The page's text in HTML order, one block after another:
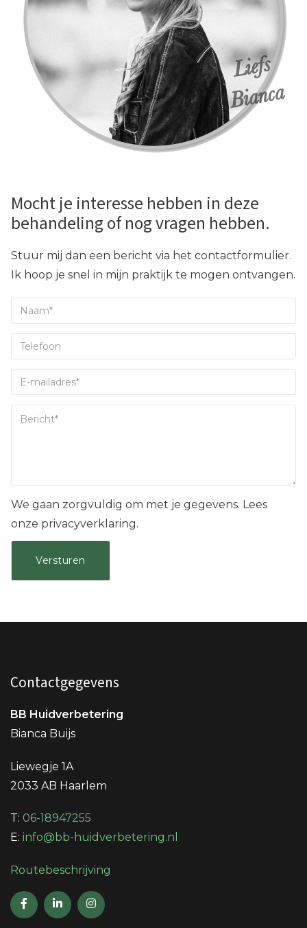
Mocht je interesse hebben in deze
behandeling of nog vragen hebben.
Stuur mij dan een bericht via het contactformulier.
Ik hoop je snel in mijn praktijk te mogen ontvangen.
We gaan zorgvuldig om met je gegevens. Lees
onze privacyverklaring.
Contactgegevens
BB Huidverbetering
Bianca Buijs
Liewegje 1A
2033 AB Haarlem
T: 06-18947255
E: info@bb-huidverbetering.nl
Routebeschrijving